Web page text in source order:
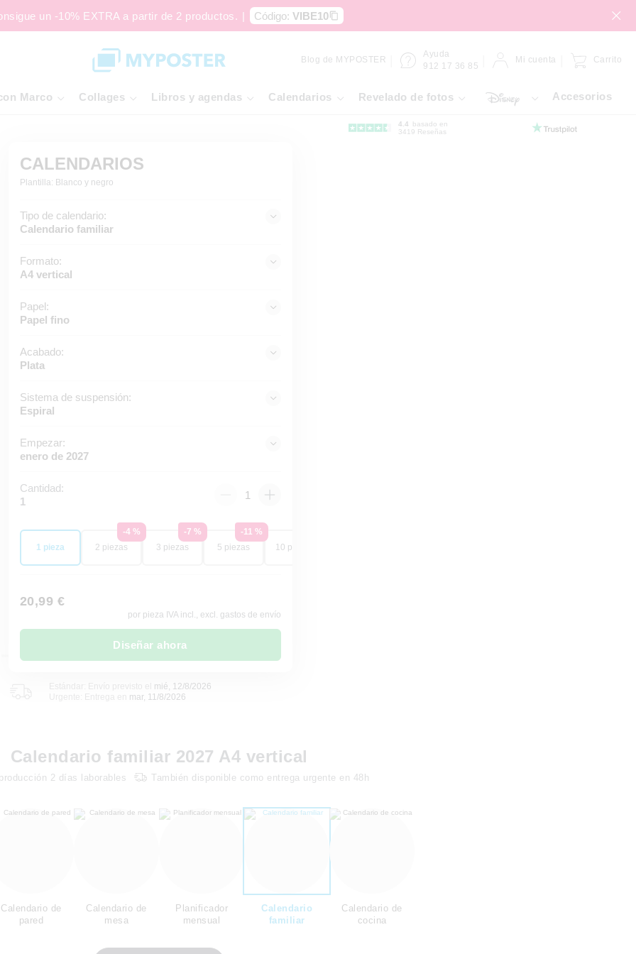
un -10% EXTRA a partir de 2 productos. | Código: VIBE10
Blog de MYPOSTER
Ayuda
912 17 36 85
Mi cuenta Carrito
Marco Collages Libros y agendas Calendarios Revelado de fotos Accesorios
4.4
basado en
3419 Reseñas
CALENDARIOS
Plantilla: Blanco y negro
Tipo de calendario:
Calendario familiar
Formato:
A4 vertical
Papel:
Papel fino
Acabado:
Plata
Sistema de suspensión:
Espiral
Empezar:
enero de 2027
Cantidad:
1
1 pieza
-4 %
2 piezas
-7 %
3 piezas
-11 %
5 piezas
10 piezas
20,99 €
por pieza IVA incl., excl. gastos de envío
Diseñar ahora
mié, 12/8/2026
Urgente: Entrega en mar, 11/8/2026
Calendario familiar 2027 A4 vertical
2 días laborables También disponible como entrega urgente en 48h
Calendario de
pared
Calendario de
mesa
Planificador
mensual
Calendario
familiar
Calendario de
cocina